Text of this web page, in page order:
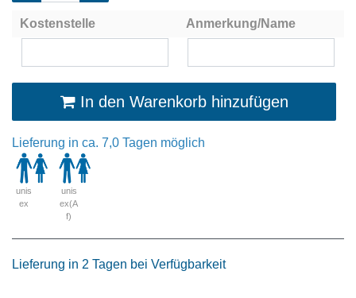
Kostenstelle Anmerkung/Name
In den Warenkorb hinzufügen
Lieferung in ca. 7,0 Tagen möglich
unis
ex
unis
ex(A
f)
Lieferung in 2 Tagen bei Verfügbarkeit